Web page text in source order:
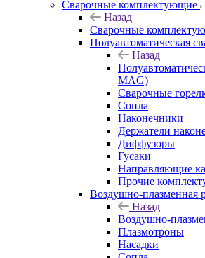
Сварочные комплектующие
Назад
Сварочные
Полуавтоматическая
Назад
MAG)
Сварочные
Сопла
Наконечники
Держатели
Диффузоры
Гусаки
Направляющие
Прочие
Воздушно-плазменная
Назад
Воздушно-
Плазмотроны
Насадки